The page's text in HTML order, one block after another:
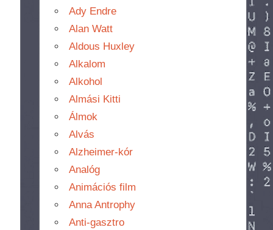
Ady Endre
Alan Watt
Aldous Huxley
Alkalom
Alkohol
Almási Kitti
Álmok
Alvás
Alzheimer-kór
Analóg
Animációs film
Anna Antrophy
Anti-gasztro